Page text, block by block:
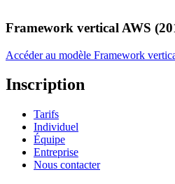
Framework vertical AWS
Accéder au modèle Framework
Inscription
Tarifs
Individuel
Équipe
Entreprise
Nous contacter